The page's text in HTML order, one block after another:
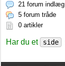
21 forum indlæg
5 forum tråde
0 artikler
Har du et side